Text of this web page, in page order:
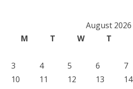
August 2026
M
T W T
3
4 5 6 7
10
11 12 13 14